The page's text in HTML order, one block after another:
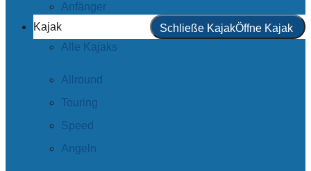
Anfänger
Kajak
Schließe KajakÖffne Kajak
Alle Kajaks
Allround
Touring
Speed
Angeln